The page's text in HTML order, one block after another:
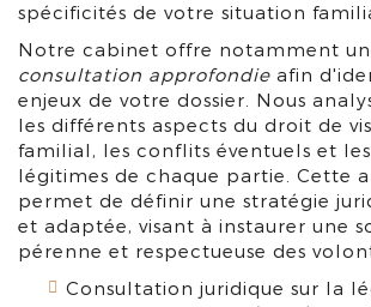
spécificités de votre situation
Notre cabinet offre notamment
consultation approfondie afin
enjeux de votre dossier. Nous
les différents aspects du droit de
familial, les conflits éventuels et
légitimes de chaque partie. Cette
permet de définir une stratégie
et adaptée, visant à instaurer une
pérenne et respectueuse des
Consultation juridique sur la